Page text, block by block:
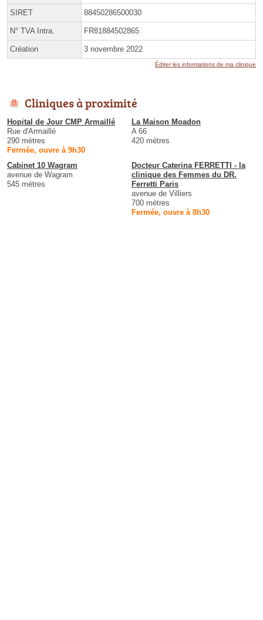
SIRET 88450286500030
N° TVA Intra. FR81884502865
Création 3 novembre 2022
Éditer les informations de ma clinique
Cliniques à proximité
Hopital de Jour CMP Armaillé
Rue d'Armaillé
290 mètres
Fermée, ouvre à 9h30
La Maison Moadon
A 66
420 mètres
Cabinet 10 Wagram
avenue de Wagram
545 mètres
Docteur Caterina FERRETTI - la
clinique des Femmes du DR.
Ferretti Paris
avenue de Villiers
700 mètres
Fermée, ouvre à 8h30